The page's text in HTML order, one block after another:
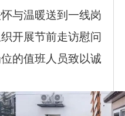
与温暖送到一线岗
开展节前走访慰问
的值班人员致以诚